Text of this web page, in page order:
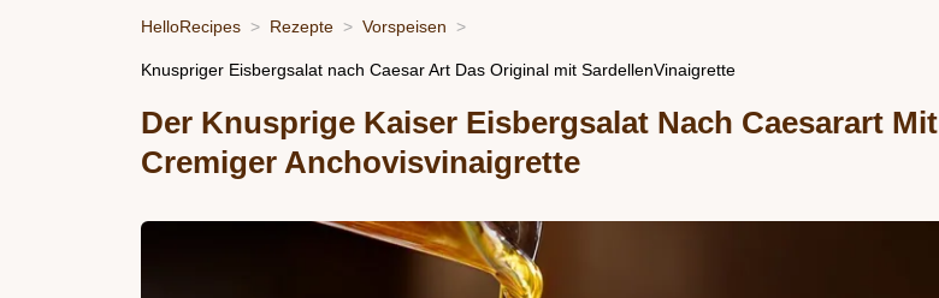
HelloRecipes Rezepte Vorspeisen
Knuspriger Eisbergsalat nach Caesar Art Das Original mit SardellenVinaigrette
Der Knusprige Kaiser Eisbergsalat Nach Caesarart Mit
Cremiger Anchovisvinaigrette